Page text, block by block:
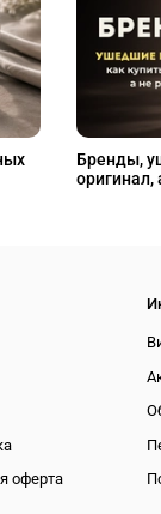
Бренды,
оригинал,
оферта